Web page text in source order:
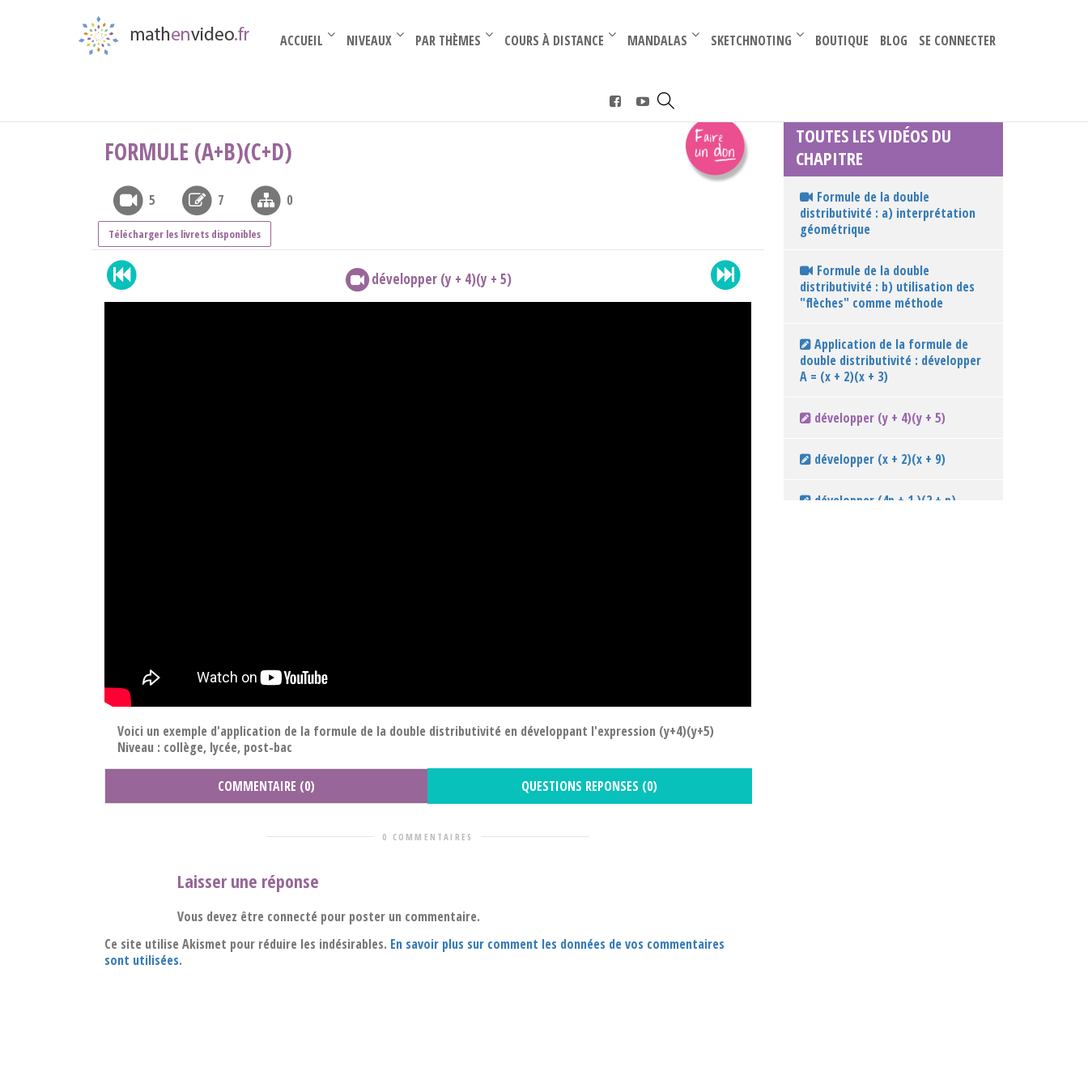
ACCUEIL NIVEAUX PAR THÈMES COURS À DISTANCE – MANDALAS – SKETCHNOTING – BOUTIQUE BLOG SE CONNECTER
FORMULE (A+B)(C+D)
5 7 0
Télécharger les livrets disponibles
développer (y + 4)(y + 5)
Voici un exemple d'application de la formule de la double distributivité en développant l'expression (y+4)(y+5)
Niveau : collège, lycée, post-bac
COMMENTAIRE (0) QUESTIONS REPONSES (0)
0 COMMENTAIRES
Laisser une réponse
Vous devez être connecté pour poster un commentaire.
Ce site utilise Akismet pour réduire les indésirables. En savoir plus sur comment les données de vos commentaires
sont utilisées.
TOUTES LES VIDÉOS DU
CHAPITRE
Formule de la double
distributivité : a) interprétation
géométrique
Formule de la double
distributivité : b) utilisation des
"flèches" comme méthode
Application de la formule de
double distributivité : développer
A = (x + 2)(x + 3)
développer (y + 4)(y + 5)
développer (x + 2)(x + 9)
développer (4p + 1 )(2 + p)